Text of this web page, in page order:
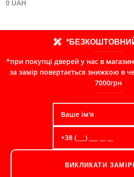
0 UAH
*при покупці дверей у нас в
за замір повертається знижкою в
7000грн
ВИКЛИКАТИ